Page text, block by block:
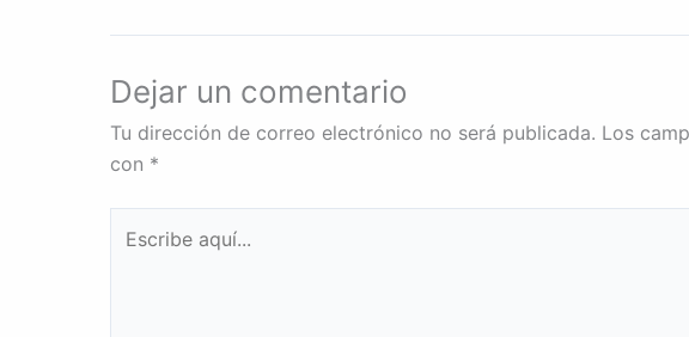
Dejar un comentario
Tu dirección de correo electrónico no será publicada. Los
con *
aquí...